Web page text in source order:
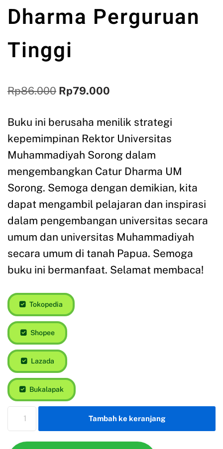
Dharma Perguruan
Tinggi
Rp86.000 Rp79.000
Buku ini berusaha menilik strategi
kepemimpinan Rektor Universitas
Muhammadiyah Sorong dalam
mengembangkan Catur Dharma UM
Sorong. Semoga dengan demikian, kita
dapat mengambil pelajaran dan inspirasi
dalam pengembangan universitas secara
umum dan universitas Muhammadiyah
secara umum di tanah Papua. Semoga
buku ini bermanfaat. Selamat membaca!
Tokopedia
Shopee
Lazada
Bukalapak
Tambah ke keranjang